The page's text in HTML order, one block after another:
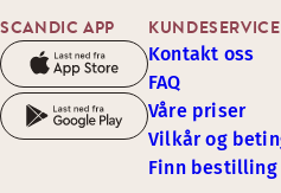
SCANDIC APP KUNDESERVICE
Kontakt oss
FAQ
Våre priser
Vilkår og
Finn bestilling